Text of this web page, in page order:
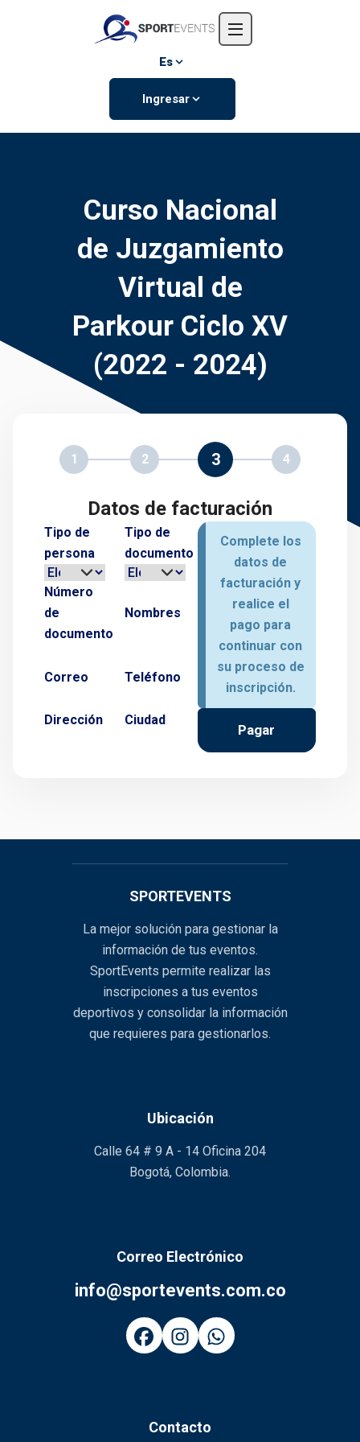
Eventos
Es
Ingresar
Curso Nacional
de Juzgamiento
Virtual de
Parkour Ciclo XV
(2022 - 2024)
1 2 3 4
Datos de facturación
Tipo de
persona
Tipo de
documento
Número
de
documento
Nombres
Correo Teléfono
Dirección Ciudad
Complete los
datos de
facturación y
realice el
pago para
continuar con
su proceso de
inscripción.
Pagar
SPORTEVENTS
La mejor solución para gestionar la
información de tus eventos.
SportEvents permite realizar las
inscripciones a tus eventos
deportivos y consolidar la información
que requieres para gestionarlos.
Ubicación
Calle 64 # 9 A - 14 Oficina 204
Bogotá, Colombia.
Correo Electrónico
info@sportevents.com.co
Contacto